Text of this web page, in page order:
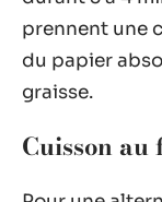
prennent une
du papier
graisse.
Cuisson au